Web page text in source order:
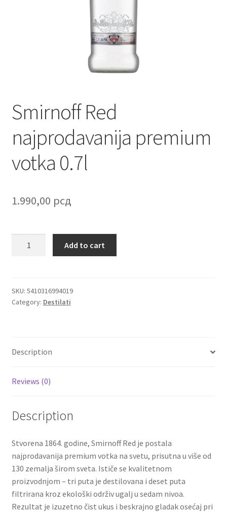
Cveće
Delivery
Destilati
FAQ
Igračke
Cvece
Destilati
Jack Daniel’s
Rakija
Poklon aranzmani izdvajamo
Slatki buketi
Pokloni
Smirnoff Red
najprodavanija premium
votka 0.7l
1.990,00 рсд
votka
0.7l
Add to cart
SKU: 5410316994019
Category: Destilati
Description
Reviews (0)
Description
Stvorena 1864. godine, Smirnoff Red je postala
najprodavanija premium votka na svetu, prisutna u više od
130 zemalja širom sveta. Ističe se kvalitetnom
proizvodnjom – tri puta je destilovana i deset puta
filtrirana kroz ekološki održiv ugalj u sedam nivoa.
Rezultat je izuzetno čist ukus i beskrajno gladak osećaj pri